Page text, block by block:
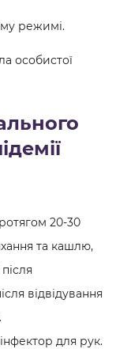
режимі.
особистої
20-30
та кашлю,
відвідування
для рук.